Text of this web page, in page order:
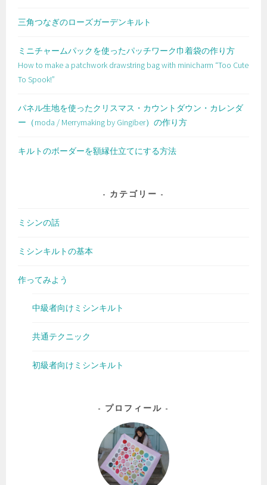
三角つなぎのローズガーデンキルト
ミニチャームパックを使ったパッチワーク巾着袋の作り方
How to make a patchwork drawstring bag with minicharm “Too Cute
To Spook!”
パネル生地を使ったクリスマス・カウントダウン・カレンダ
ー（moda / Merrymaking by Gingiber）の作り方
キルトのボーダーを額縁仕立てにする方法
カテゴリー
ミシンの話
ミシンキルトの基本
作ってみよう
中級者向けミシンキルト
共通テクニック
初級者向けミシンキルト
プロフィール